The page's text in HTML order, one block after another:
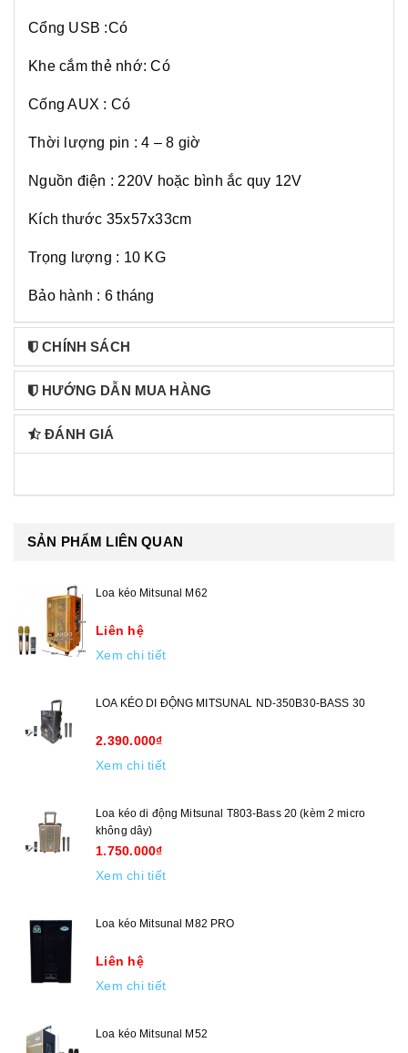
Cổng USB :Có
Khe cắm thẻ nhớ: Có
Cống AUX : Có
Thời lượng pin : 4 – 8 giờ
Nguồn điện : 220V hoặc bình ắc quy 12V
Kích thước 35x57x33cm
Trọng lượng : 10 KG
Bảo hành : 6 tháng
CHÍNH SÁCH
HƯỚNG DẪN MUA HÀNG
ĐÁNH GIÁ
SẢN PHẨM LIÊN QUAN
Loa kéo Mitsunal M62
Liên hệ
Xem chi tiết
LOA KÉO DI ĐỘNG MITSUNAL ND-350B30-BASS 30
2.390.000₫
Xem chi tiết
Loa kéo di động Mitsunal T803-Bass 20 (kèm 2 micro
không dây)
1.750.000₫
Xem chi tiết
Loa kéo Mitsunal M82 PRO
Liên hệ
Xem chi tiết
Loa kéo Mitsunal M52